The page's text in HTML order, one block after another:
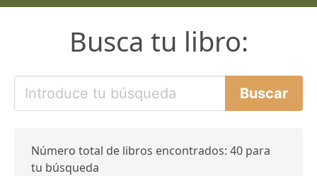
Busca tu libro:
Número total de libros encontrados: 40 para
tu búsqueda